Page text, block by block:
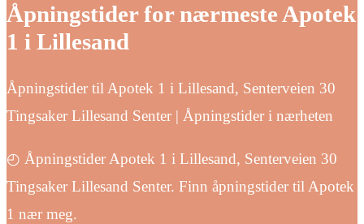
Åpningstider for nærmeste Apotek
1 i Lillesand
Åpningstider til Apotek 1 i Lillesand, Senterveien 30
Tingsaker Lillesand Senter | Åpningstider i nærheten
◴ Åpningstider Apotek 1 i Lillesand, Senterveien 30
Tingsaker Lillesand Senter. Finn åpningstider til Apotek
1 nær meg.